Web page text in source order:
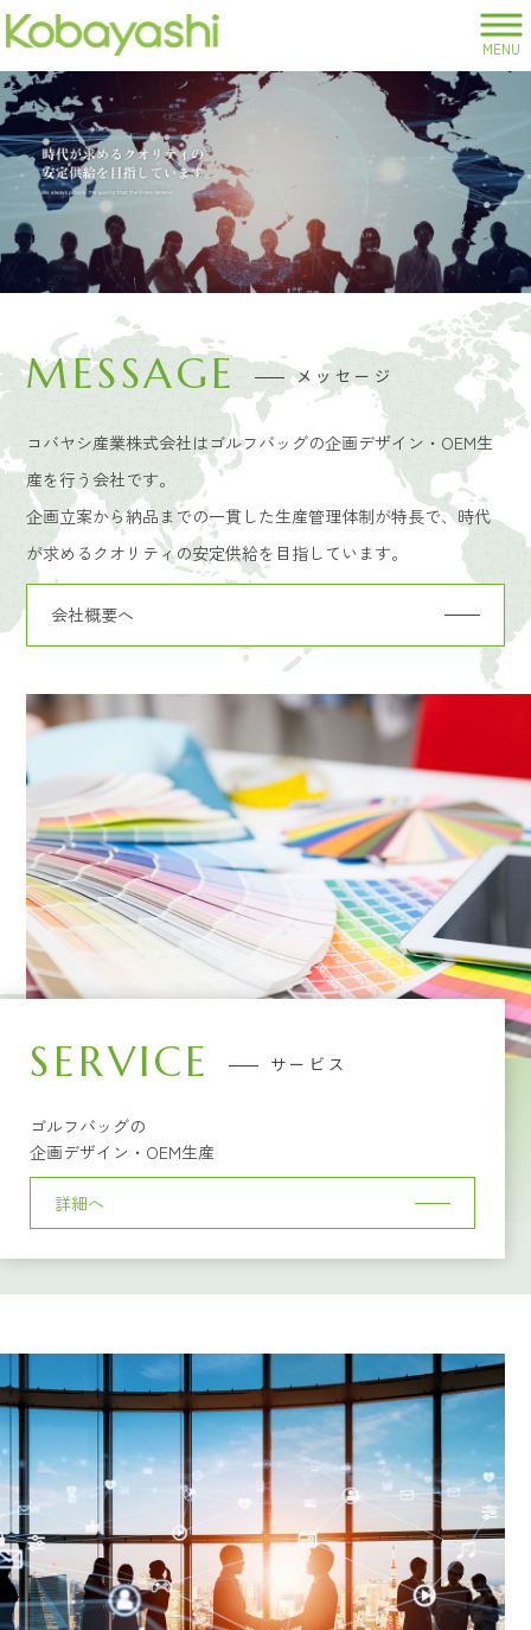
MENU
MESSAGE メッセージ
コバヤシ産業株式会社はゴルフバッグの企画デザイン・OEM生
産を行う会社です。
企画立案から納品までの一貫した生産管理体制が特長で、時代
が求めるクオリティの安定供給を目指しています。
会社概要へ
SERVICE サービス
ゴルフバッグの
企画デザイン・OEM生産
詳細へ